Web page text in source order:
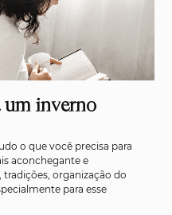
um inverno
o que você precisa para
aconchegante e
organização do
para esse